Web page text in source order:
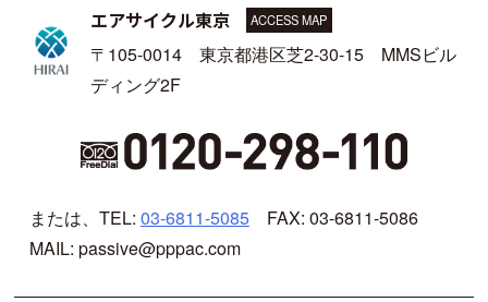
エアサイクル東京 ACCESS MAP
〒105-0014 東京都港区芝2-30-15 MMSビル
ディング2F
または、TEL: 03-6811-5085
FAX: 03-6811-5086
MAIL: passive@pppac.com